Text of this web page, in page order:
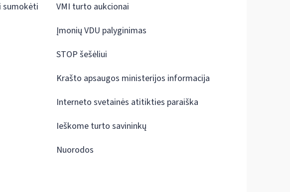
sumokėti
VMI turto aukcionai
Įmonių VDU palyginimas
STOP šešėliui
Krašto apsaugos ministerijos informacija
Interneto svetainės atitikties paraiška
Ieškome turto savininkų
Nuorodos